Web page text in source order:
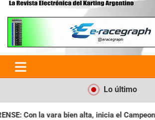
E-Kart.com.ar | La
Electrónica del
Argentina
Lo último
el Campeonato Clausura